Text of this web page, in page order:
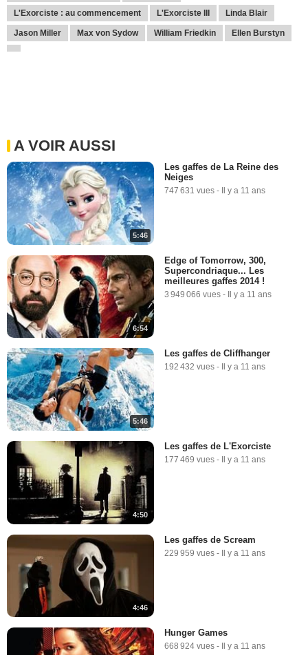
L'Exorciste : au commencement L'Exorciste III Linda Blair
Jason Miller Max von Sydow William Friedkin Ellen Burstyn
A VOIR AUSSI
5:46
Les gaffes de La Reine des
Neiges
747 631 vues - Il y a 11 ans
6:54
Edge of Tomorrow, 300,
Supercondriaque... Les
meilleures gaffes 2014 !
3 949 066 vues - Il y a 11 ans
5:46
Les gaffes de Cliffhanger
192 432 vues - Il y a 11 ans
4:50
Les gaffes de L'Exorciste
177 469 vues - Il y a 11 ans
4:46
Les gaffes de Scream
229 959 vues - Il y a 11 ans
Hunger Games
668 924 vues - Il y a 11 ans